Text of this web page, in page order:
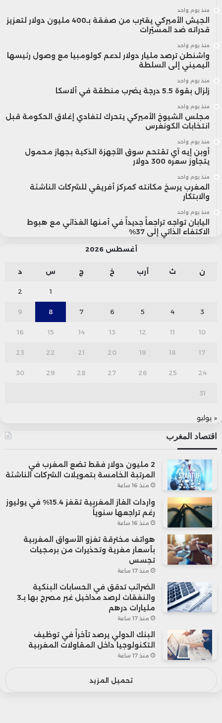
منذ يوم واحد
الجيش الأميركي يقترب من صفقة بـ400 مليون دولار لتعزيز
قدراته ضد المسيّرات
منذ يوم واحد
واشنطن ترصد مليار دولار لدعم كولومبيا مع وصول رئيسها
اليميني إلى السلطة
منذ يوم واحد
زلزال بقوة 5.5 درجة يضرب منطقة في ألاسكا
منذ يوم واحد
مجلس الشيوخ الأميركي يتحرك لتفادي إغلاق الحكومة قبل
انتخابات الكونغرس
منذ يوم واحد
أوبن إيه آي تقتحم سوق الأجهزة الذكية بجهاز محمول
يتجاوز سعره 300 دولار
منذ يوم واحد
المغرب يرسخ مكانته كمركز أفريقي للشركات الناشئة
والابتكار
منذ يوم واحد
اليابان تواجه تراجعاً جديداً في أمنها الغذائي مع هبوط
الاكتفاء الذاتي إلى 37%
أغسطس 2026
ن ث أرب خ ج س د
1
2
3
4
5
6
7
8
9
10
11
12
13
14
15
16
17
18
19
20
21
22
23
24
25
26
27
28
29
30
31
« يوليو
اقتصاد المغرب
2 مليون دولار فقط تضع المغرب في
المرتبة الخامسة بتمويلات الشركات الناشئة
منذ 16 ساعة
واردات الغاز المغربية تقفز 15.4% في يوليوز
رغم تراجعها سنوياً
منذ 16 ساعة
هواتف مخترقة تغزو الأسواق المغربية
بأسعار مغرية وتحذيرات من برمجيات
تجسس
منذ 17 ساعة
الضرائب تدقق في الحسابات البنكية
والنفقات لرصد مداخيل غير مصرح بها بـ3
مليارات درهم
منذ 17 ساعة
البنك الدولي يرصد تأخراً في توظيف
التكنولوجيا داخل المقاولات المغربية
منذ 17 ساعة
تحميل المزيد